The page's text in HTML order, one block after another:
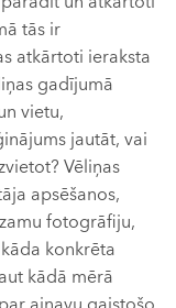
tās ir
atkārtoti ieraksta
gadījumā
vietu,
jautāt, vai
Vēliņas
apsēšanos,
fotogrāfiju,
konkrēta
kādā mērā